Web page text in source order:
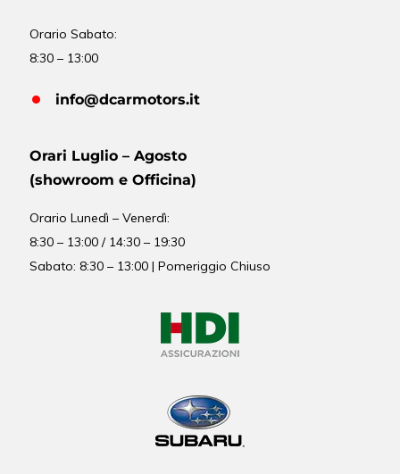
Orario Sabato:
8:30 – 13:00
info@dcarmotors.it
Orari Luglio – Agosto
(showroom e Officina)
OrarioLunedì – Venerdì:
8:30 – 13:00 / 14:30 – 19:30
Sabato: 8:30 – 13:00 | Pomeriggio Chiuso